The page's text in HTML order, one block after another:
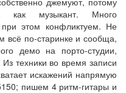
как музыкант. Много
этом конфликтуем. Не
по-старинке и сообща,
демо на порто-студии,
техники во время записи
искажений напрямую
пишем 4 ритм-гитары и